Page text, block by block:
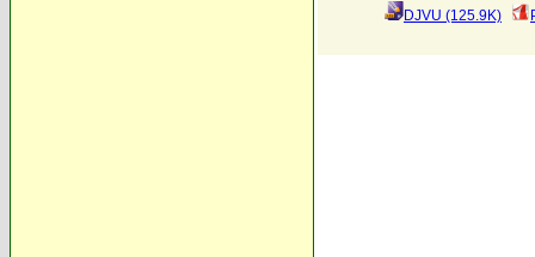
DJVU (125.9K)